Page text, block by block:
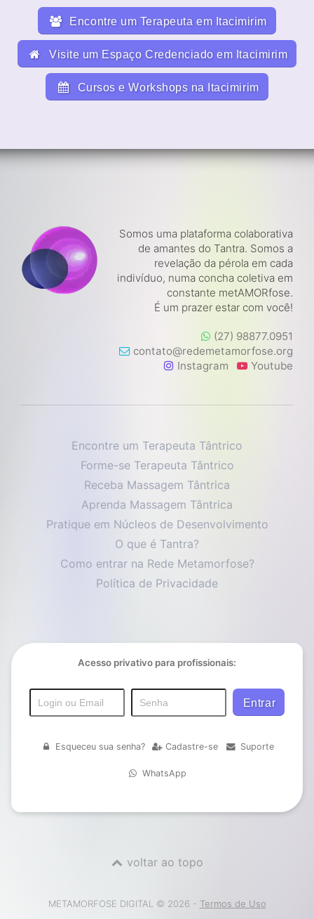
Encontre um Terapeuta em Itacimirim
Visite um Espaço Credenciado em Itacimirim
Cursos e Workshops na Itacimirim
Somos uma plataforma colaborativa
de amantes do Tantra. Somos a
revelação da pérola em cada
indivíduo, numa concha coletiva em
constante metAMORfose.
É um prazer estar com você!
(27) 98877.0951
contato@redemetamorfose.org
Instagram
Youtube
Encontre um Terapeuta Tântrico
Forme-se Terapeuta Tântrico
Receba Massagem Tântrica
Aprenda Massagem Tântrica
Pratique em Núcleos de Desenvolvimento
O que é Tantra?
Como entrar na Rede Metamorfose?
Política de Privacidade
Acesso privativo para profissionais:
Esqueceu sua senha? Cadastre-se Suporte
WhatsApp
voltar ao topo
METAMORFOSE DIGITAL © 2026 - Termos de Uso